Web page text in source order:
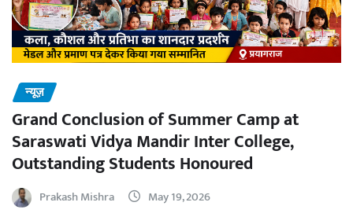
न्यूज़
Grand Conclusion of Summer Camp at
Saraswati Vidya Mandir Inter College,
Outstanding Students Honoured
Prakash Mishra May 19, 2026